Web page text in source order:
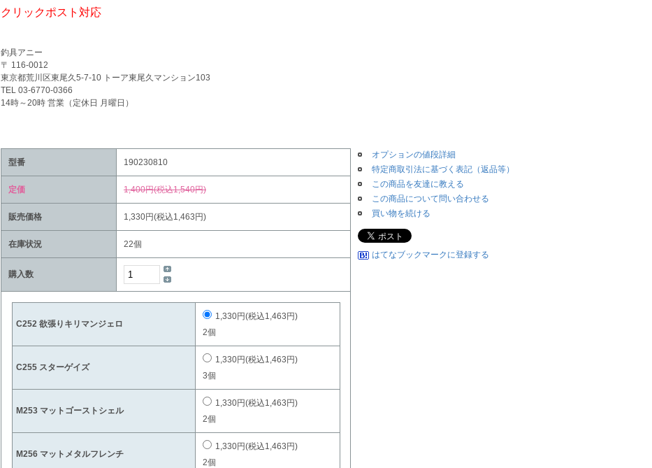
クリックポスト対応
釣具アニー
〒 116-0012
東京都荒川区東尾久5-7-10 トーア東尾久マンション103
TEL 03-6770-0366
14時～20時 営業（定休日 月曜日）
型番 190230810
定価 1,400円(税込1,540円)
販売価格 1,330円(税込1,463円)
在庫状況 22個
購入数
C252 欲張りキリマンジェロ
1,330円(税込1,463円)
2個
C255 スターゲイズ
1,330円(税込1,463円)
3個
M253 マットゴーストシェル
1,330円(税込1,463円)
2個
M256 マットメタルフレンチ
1,330円(税込1,463円)
2個
オプションの値段詳細
特定商取引法に基づく表記（返品等）
この商品を友達に教える
この商品について問い合わせる
買い物を続ける
はてなブックマークに登録する